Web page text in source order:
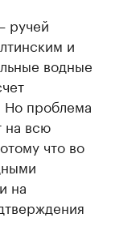
ручей
и
водные
Но проблема
на всю
что во
на